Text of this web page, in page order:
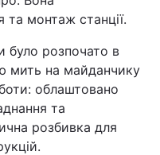
та монтаж станції.
було розпочато в
мить на майданчику
облаштовано
та
розбивка для